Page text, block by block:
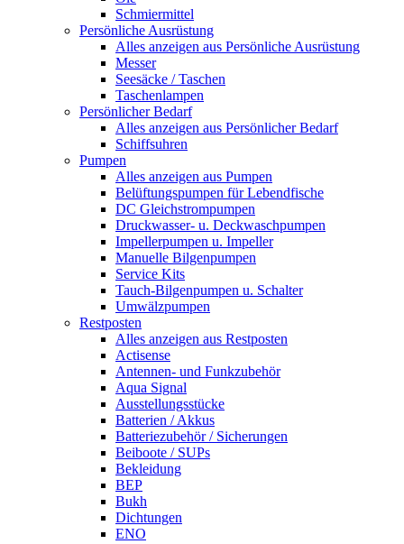
Schmiermittel
Persönliche Ausrüstung
Alles anzeigen aus Persönliche Ausrüstung
Messer
Seesäcke / Taschen
Taschenlampen
Persönlicher Bedarf
Alles anzeigen aus Persönlicher Bedarf
Schiffsuhren
Pumpen
Alles anzeigen aus Pumpen
Belüftungspumpen für Lebendfische
DC Gleichstrompumpen
Druckwasser- u. Deckwaschpumpen
Impellerpumpen u. Impeller
Manuelle Bilgenpumpen
Service Kits
Tauch-Bilgenpumpen u. Schalter
Umwälzpumpen
Restposten
Alles anzeigen aus Restposten
Actisense
Antennen- und Funkzubehör
Aqua Signal
Ausstellungsstücke
Batterien / Akkus
Batteriezubehör / Sicherungen
Beiboote / SUPs
Bekleidung
BEP
Bukh
Dichtungen
ENO